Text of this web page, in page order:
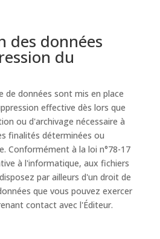
des données
du
de données sont mis en place
effective dès lors que
ou d'archivage nécessaire à
finalités déterminées ou
Conformément à la loi n°78-17
à l'informatique, aux fichiers
par ailleurs d'un droit de
que vous pouvez exercer
contact avec l'Éditeur.